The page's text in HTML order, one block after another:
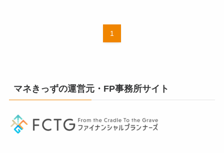
1
マネきっずの運営元・FP事務所サイト